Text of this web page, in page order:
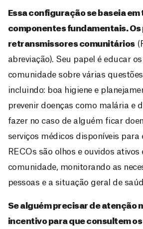
Essa configuração se baseia em
componentes fundamentais. Os
retransmissores comunitários
abreviação). Seu papel é educar
comunidade sobre várias
incluindo: boa higiene e
prevenir doenças como malária e
fazer no caso de alguém ficar
serviços médicos disponíveis para
RECOs são olhos e ouvidos ativos
comunidade, monitorando as
pessoas e a situação geral de
Se alguém precisar de atenção
incentivo para que consultem